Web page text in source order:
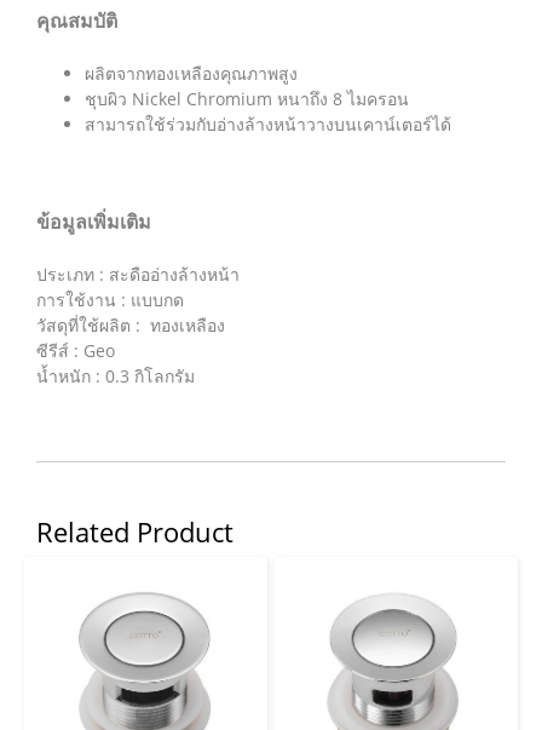
คุณสมบัติ
ผลิตจากทองเหลืองคุณภาพสูง
ชุบผิว Nickel Chromium หนาถึง 8 ไมครอน
สามารถใช้ร่วมกับอ่างล้างหน้าวางบนเคาน์เตอร์ได้
ข้อมูลเพิ่มเติม
ประเภท : สะดืออ่างล้างหน้า
การใช้งาน : แบบกด
วัสดุที่ใช้ผลิต : ทองเหลือง
ซีรีส์ : Geo
น้ำหนัก : 0.3 กิโลกรัม
Related Product